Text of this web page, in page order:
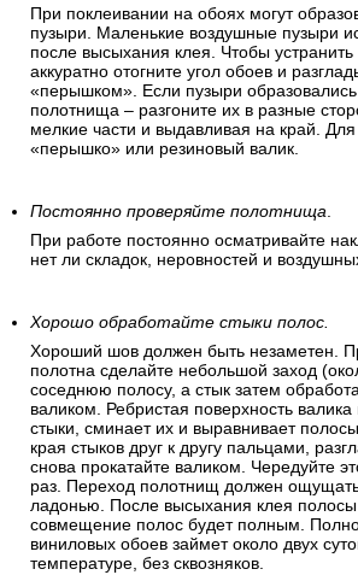
При поклеивании на обоях могут
пузыри. Маленькие воздушные пузыри
после высыхания клея. Чтобы
аккуратно отогните угол обоев и
«перышком». Если пузыри
полотнища – разгоните их в разные
мелкие части и выдавливая на край. Для
«перышко» или резиновый валик.
Постоянно проверяйте полотнища.
При работе постоянно осматривайте
нет ли складок, неровностей и
Хорошо обработайте стыки полос.
Хороший шов должен быть незаметен.
полотна сделайте небольшой заход
соседнюю полосу, а стык затем
валиком. Ребристая поверхность валика
стыки, сминает их и выравнивает
края стыков друг к другу пальцами,
снова прокатайте валиком. Чередуйте
раз. Переход полотнищ должен
ладонью. После высыхания клея полосы
совмещение полос будет полным.
виниловых обоев займет около двух
температуре, без сквозняков.